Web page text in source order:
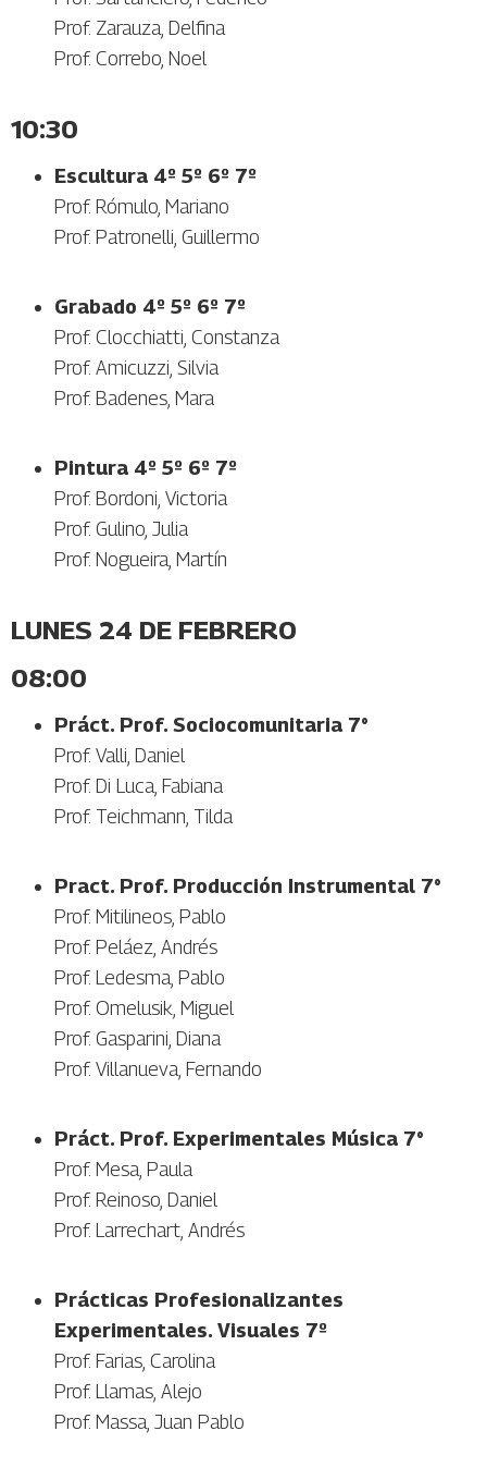
Prof. Zarauza, Delfina
Prof. Correbo, Noel
10:30
Escultura 4º 5º 6º 7º
Prof. Rómulo, Mariano
Prof. Patronelli, Guillermo
Grabado 4º 5º 6º 7º
Prof. Clocchiatti, Constanza
Prof. Amicuzzi, Silvia
Prof. Badenes, Mara
Pintura 4º 5º 6º 7º
Prof. Bordoni, Victoria
Prof. Gulino, Julia
Prof. Nogueira, Martín
LUNES 24 DE FEBRERO
08:00
Práct. Prof. Sociocomunitaria 7°
Prof. Valli, Daniel
Prof. Di Luca, Fabiana
Prof. Teichmann, Tilda
Pract. Prof. Producción Instrumental 7°
Prof. Mitilineos, Pablo
Prof. Peláez, Andrés
Prof. Ledesma, Pablo
Prof. Omelusik, Miguel
Prof. Gasparini, Diana
Prof. Villanueva, Fernando
Práct. Prof. Experimentales Música 7°
Prof. Mesa, Paula
Prof. Reinoso, Daniel
Prof. Larrechart, Andrés
Prácticas Profesionalizantes
Experimentales. Visuales 7º
Prof. Farias, Carolina
Prof. Llamas, Alejo
Prof. Massa, Juan Pablo